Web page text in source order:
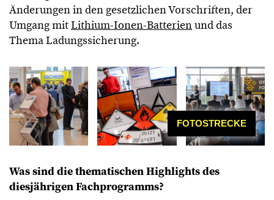
Änderungen in den gesetzlichen Vorschriften, der
Umgang mitLithium-Ionen-Batterienund das
Thema Ladungssicherung.
FOTOSTRECKE
Was sind die thematischen Highlights des
diesjährigen Fachprogramms?